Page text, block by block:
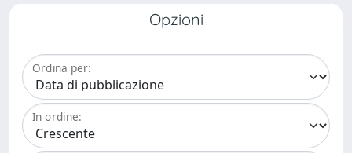
Opzioni
Ordina per:
In ordine: